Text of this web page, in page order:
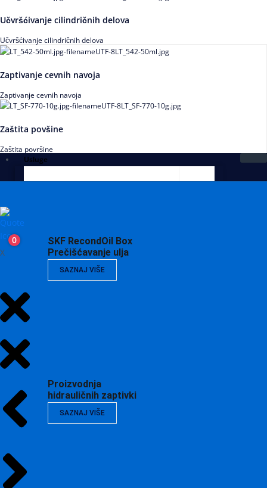
Učvršćivanje cilindričnih delova
Učvršćivanje cilindričnih delova
Zaptivanje cevnih navoja
Zaptivanje cevnih navoja
Zaštita povšine
Zaštita površine
Usluge
SKF RecondOil Box
Prečišćavanje ulja
SAZNAJ VIŠE
Proizvodnja
hidrauličnih zaptivki
SAZNAJ VIŠE
0
X